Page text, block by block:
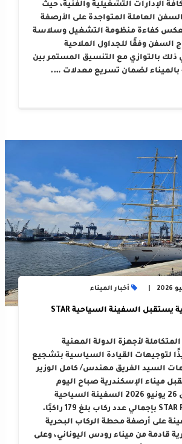
الإدارات التشغيلية والفنية، حيث
العاملة المتواجدة على الأرصفة
يعكس كفاءة منظومة التشغيل وسلاسة
السفن وفقًا للجداول الملاحية
ذلك بالتوازي مع التنسيق المستمر بين
بالميناء لضمان تسريع معدلات ….
أخبار الميناء
ميناء الإسكندرية يستقبل السفينة السياحية STAR
لأجهزة الدولة المعنية
لتوجيهات القيادة السياسية بتشجيع
السيد الفريق مهندس/ كامل الوزير
ميناء الإسكندرية صباح اليوم
الجمعة الموافق 26 يونيو 2026 السفينة السياحية
الشراعية STAR FLYER بإجمالي عدد ركاب بلغ 179 راكبًا.
على أرصفة محطة الركاب البحرية
قادمة من ميناء رودس اليوناني، وعلى